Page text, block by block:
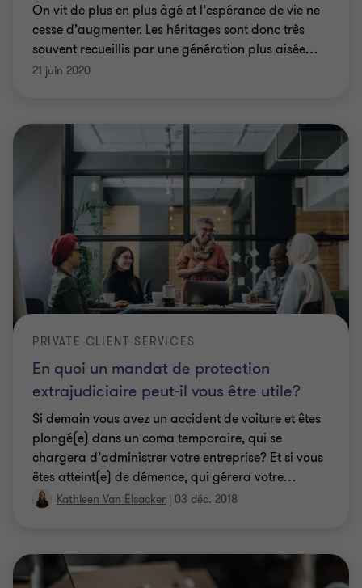
On vit de plus en plus âgé et l’espérance de vie ne
cesse d’augmenter. Les héritages sont donc très
souvent recueillis par une génération plus aisée…
21 juin 2020
En quoi un mandat de protection
extrajudiciaire peut-il vous être utile?
PRIVATE CLIENT SERVICES
Si demain vous avez un accident de voiture et êtes
plongé(e) dans un coma temporaire, qui se
chargera d’administrer votre entreprise? Et si vous
êtes atteint(e) de démence, qui gérera votre…
Kathleen Van Elsacker | 03 déc. 2018